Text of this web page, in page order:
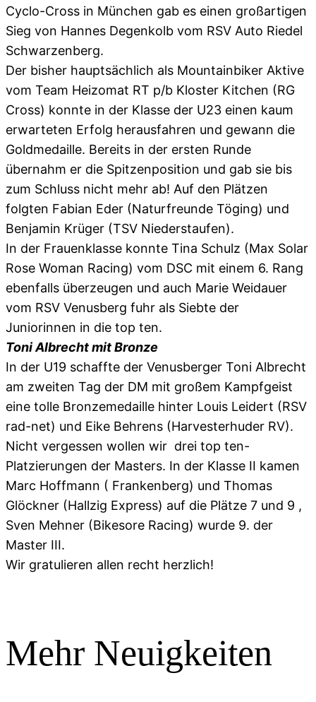
Cyclo-Cross in München gab es einen großartigen
Sieg von Hannes Degenkolb vom RSV Auto Riedel
Schwarzenberg.
Der bisher hauptsächlich als Mountainbiker Aktive
vom Team Heizomat RT p/b Kloster Kitchen (RG
Cross) konnte in der Klasse der U23 einen kaum
erwarteten Erfolg herausfahren und gewann die
Goldmedaille. Bereits in der ersten Runde
übernahm er die Spitzenposition und gab sie bis
zum Schluss nicht mehr ab! Auf den Plätzen
folgten Fabian Eder (Naturfreunde Töging) und
Benjamin Krüger (TSV Niederstaufen).
In der Frauenklasse konnte Tina Schulz (Max Solar
Rose Woman Racing) vom DSC mit einem 6. Rang
ebenfalls überzeugen und auch Marie Weidauer
vom RSV Venusberg fuhr als Siebte der
Juniorinnen in die top ten.
Toni Albrecht mit Bronze
In der U19 schaffte der Venusberger Toni Albrecht
am zweiten Tag der DM mit großem Kampfgeist
eine tolle Bronzemedaille hinter Louis Leidert (RSV
rad-net) und Eike Behrens (Harvesterhuder RV).
Nicht vergessen wollen wir drei top ten-
Platzierungen der Masters. In der Klasse II kamen
Marc Hoffmann ( Frankenberg) und Thomas
Glöckner (Hallzig Express) auf die Plätze 7 und 9 ,
Sven Mehner (Bikesore Racing) wurde 9. der
Master III.
Wir gratulieren allen recht herzlich!
Mehr Neuigkeiten